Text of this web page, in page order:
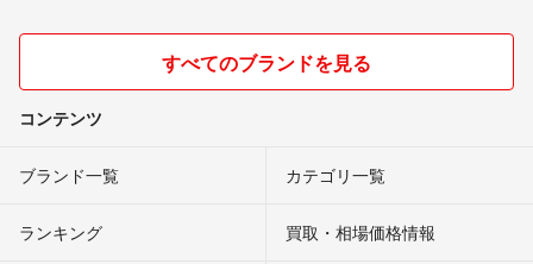
すべてのブランドを見る
コンテンツ
ブランド一覧 カテゴリ一覧
ランキング 買取・相場価格情報